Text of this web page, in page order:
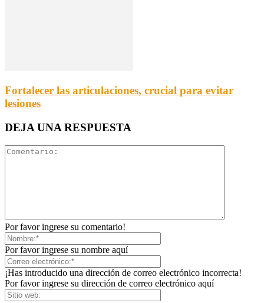
Fortalecer las articulaciones, crucial para evitar
lesiones
DEJA UNA RESPUESTA
Por favor ingrese su comentario!
Por favor ingrese su nombre aquí
¡Has introducido una dirección de correo electrónico incorrecta!
Por favor ingrese su dirección de correo electrónico aquí